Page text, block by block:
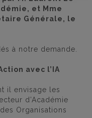
et Mme
Générale, le
à notre demande.
avec l’IA
il envisage les
d’Académie
Organisations